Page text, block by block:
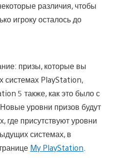
различия, чтобы
игроку осталось до
призы, которые вы
системах PlayStation,
5 также, как это было с
уровни призов будут
где присутствуют уровни
системах, в
My PlayStation.